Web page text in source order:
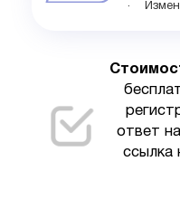
·
ответ
ссылка